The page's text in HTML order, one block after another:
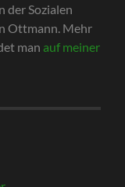
der Sozialen
Ottmann. Mehr
man auf meiner